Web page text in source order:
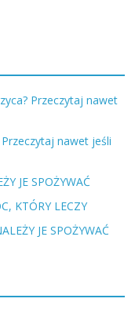
Przeczytaj nawet
nawet jeśli
JE SPOŻYWAĆ
KTÓRY LECZY
JE SPOŻYWAĆ